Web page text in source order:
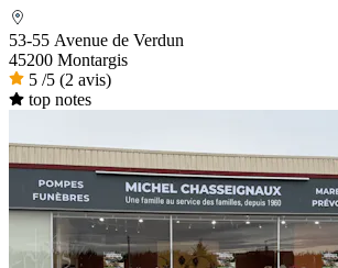
53-55 Avenue de Verdun
45200 Montargis
5 /5 (2 avis)
top notes